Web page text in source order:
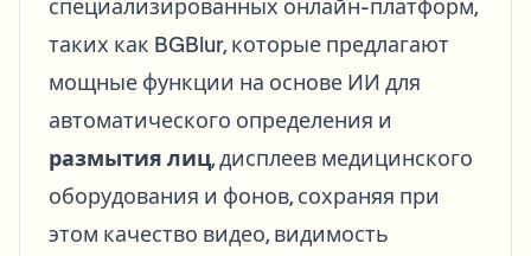
специализированных онлайн-платформ,
таких как BGBlur, которые предлагают
мощные функции на основе ИИ для
автоматического определения и
размытия лиц, дисплеев медицинского
оборудования и фонов, сохраняя при
этом качество видео, видимость